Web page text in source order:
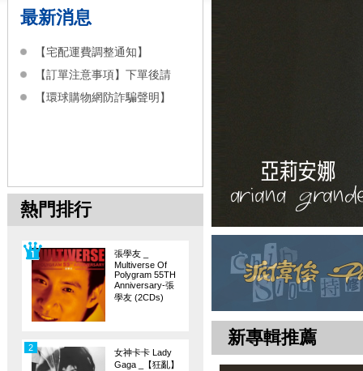
最新消息
【宅配運費調整通知】
【訂單注意事項】下單後請
【環球購物網防詐騙聲明】
熱門排行
張學友 _
Multiverse Of
Polygram 55TH
Anniversary-張
學友 (2CDs)
女神卡卡 Lady
Gaga _【狂亂】
2 新專輯推薦